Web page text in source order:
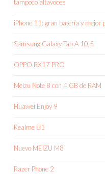
tampoco altavoces
iPhone 11: gran batería y mejor
Samsung Galaxy Tab A 10.5
OPPO RX17 PRO
Meizu Note 8 con 4 GB de RAM
Huawei Enjoy 9
Realme U1
Nuevo MEIZU M8
Razer Phone 2